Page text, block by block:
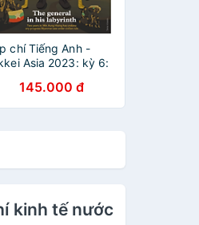
chí Tiếng Anh -
Asia 2023: kỳ 6:
145.000 đ
kinh tế nước